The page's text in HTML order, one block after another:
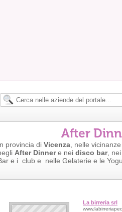
After
provincia di Vicenza , nelle
After Dinnere nei disco bar,
e i club e nelle Gelaterie e le
La birreria srl